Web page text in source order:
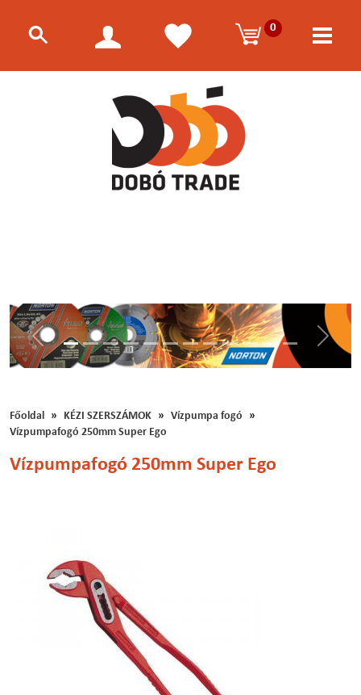
0
Előző
Főoldal KÉZI SZERSZÁMOK
Vízpumpa fogó
Vízpumpafogó 250mm Super Ego
Vízpumpafogó 250mm Super Ego